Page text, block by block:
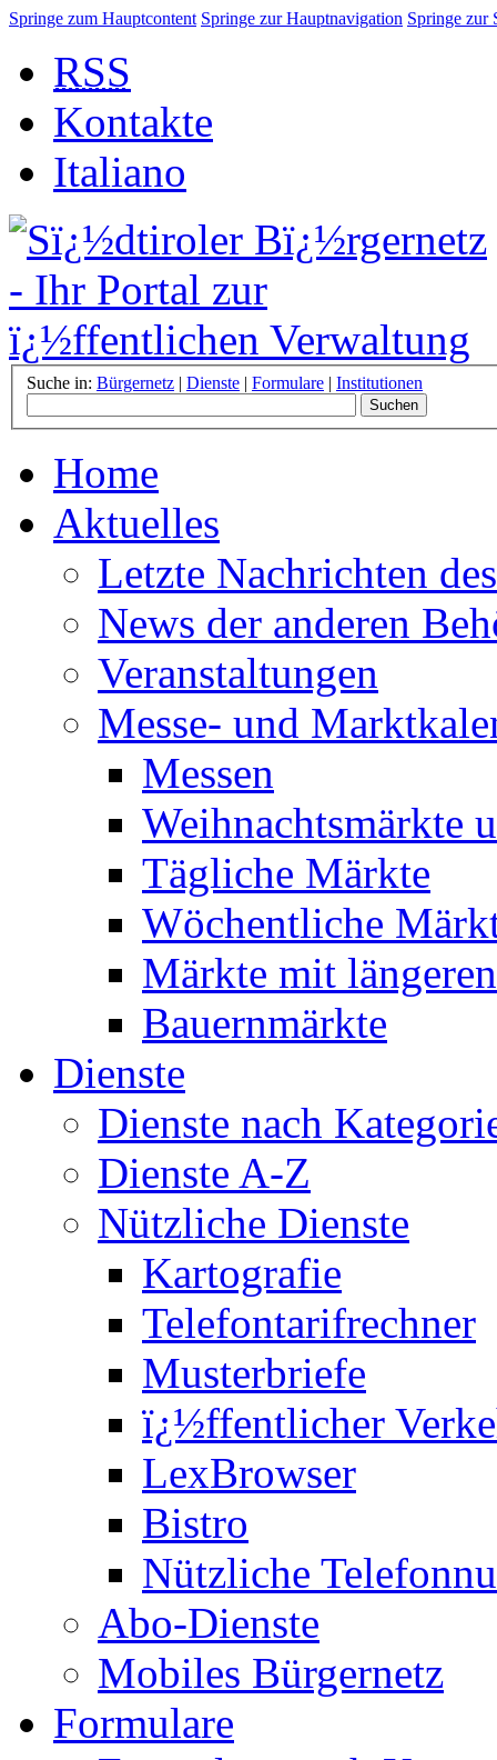
Springe zum Hauptcontent Springe zur Hauptnavigation Springe zur
RSS
Kontakte
Italiano
Suche in: Bürgernetz | Dienste | Formulare | Institutionen
Home
Aktuelles
Letzte Nachrichten
News der anderen
Veranstaltungen
Messe- und
Messen
Weihnachtsmärkte
Tägliche Märkte
Wöchentliche
Märkte mit
Bauernmärkte
Dienste
Dienste nach
Dienste A-Z
Nützliche Dienste
Kartografie
Telefontarifrechner
Musterbriefe
ï¿½ffentlicher
LexBrowser
Bistro
Nützliche
Abo-Dienste
Mobiles Bürgernetz
Formulare